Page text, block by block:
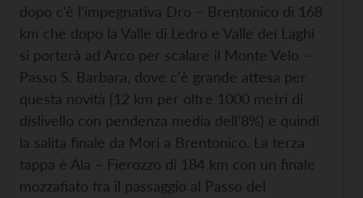
dopo c’è l’impegnativa Dro – Brentonico di 168
km che dopo la Valle di Ledro e Valle dei Laghi
si porterà ad Arco per scalare il Monte Velo –
Passo S. Barbara, dove c'è grande attesa per
questa novità (12 km per oltre 1000 metri di
dislivello con pendenza media dell’8%) e quindi
la salita finale da Mori a Brentonico. La terza
tappa è Ala – Fierozzo di 184 km con un finale
mozzafiato fra il passaggio al Passo del